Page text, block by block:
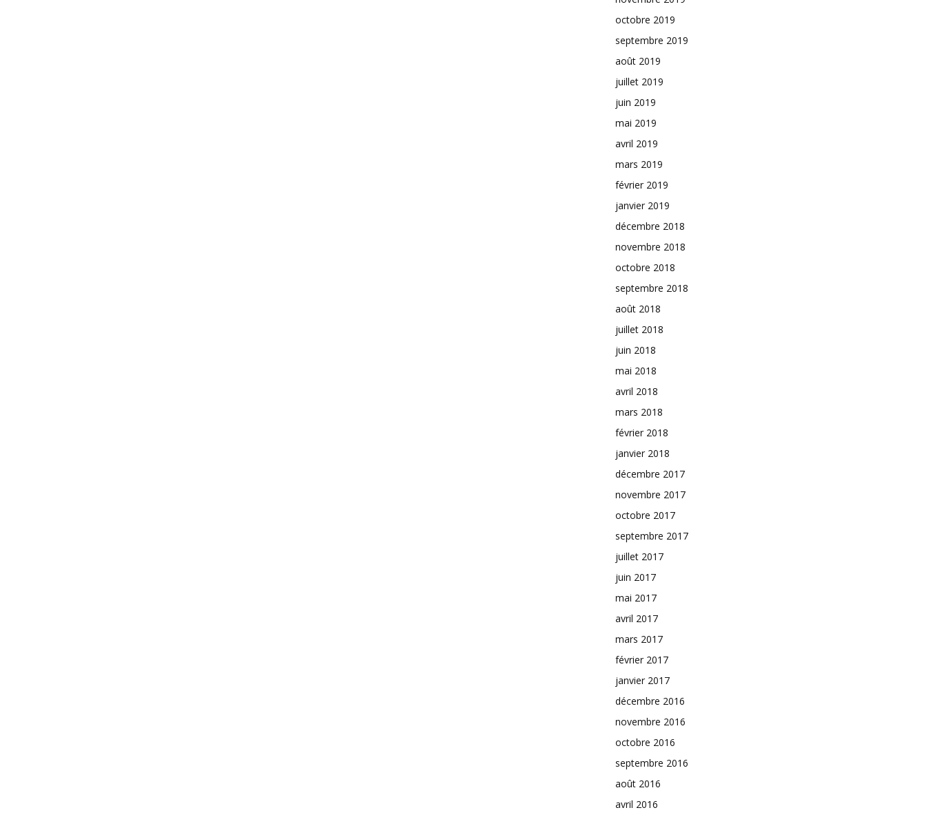
octobre 2019
septembre 2019
août 2019
juillet 2019
juin 2019
mai 2019
avril 2019
mars 2019
février 2019
janvier 2019
décembre 2018
novembre 2018
octobre 2018
septembre 2018
août 2018
juillet 2018
juin 2018
mai 2018
avril 2018
mars 2018
février 2018
janvier 2018
décembre 2017
novembre 2017
octobre 2017
septembre 2017
juillet 2017
juin 2017
mai 2017
avril 2017
mars 2017
février 2017
janvier 2017
décembre 2016
novembre 2016
octobre 2016
septembre 2016
août 2016
avril 2016